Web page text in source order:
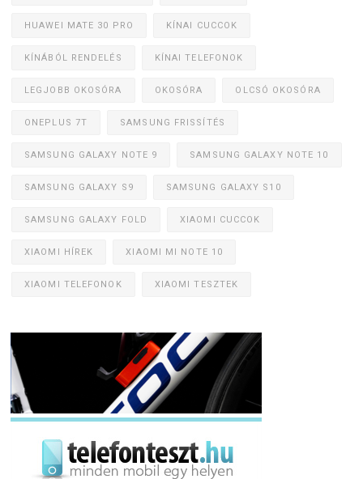
HUAWEI MATE 30 PRO KÍNAI CUCCOK
KÍNÁBÓL RENDELÉS KÍNAI TELEFONOK
LEGJOBB OKOSÓRA OKOSÓRA OLCSÓ OKOSÓRA
ONEPLUS 7T SAMSUNG FRISSÍTÉS
SAMSUNG GALAXY NOTE 9 SAMSUNG GALAXY NOTE 10
SAMSUNG GALAXY S9 SAMSUNG GALAXY S10
SAMSUNG GALAXY FOLD XIAOMI CUCCOK
XIAOMI HÍREK XIAOMI MI NOTE 10
XIAOMI TELEFONOK XIAOMI TESZTEK